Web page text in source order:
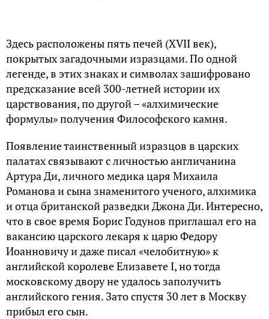
Здесь расположены пять печей (XVII век),
покрытых загадочными изразцами. По одной
легенде, в этих знаках и символах зашифровано
предсказание всей 300-летней истории их
царствования, по другой – «алхимические
формулы» получения Философского камня.
Появление таинственный изразцов в царских
палатах связывают с личностью англичанина
Артура Ди, личного медика царя Михаила
Романова и сына знаменитого ученого, алхимика
и отца британской разведки Джона Ди. Интересно,
что в свое время Борис Годунов приглашал его на
вакансию царского лекаря к царю Федору
Иоанновичу и даже писал «челобитную» к
английской королеве Елизавете I, но тогда
московскому двору не удалось заполучить
английского гения. Зато спустя 30 лет в Москву
прибыл его сын.